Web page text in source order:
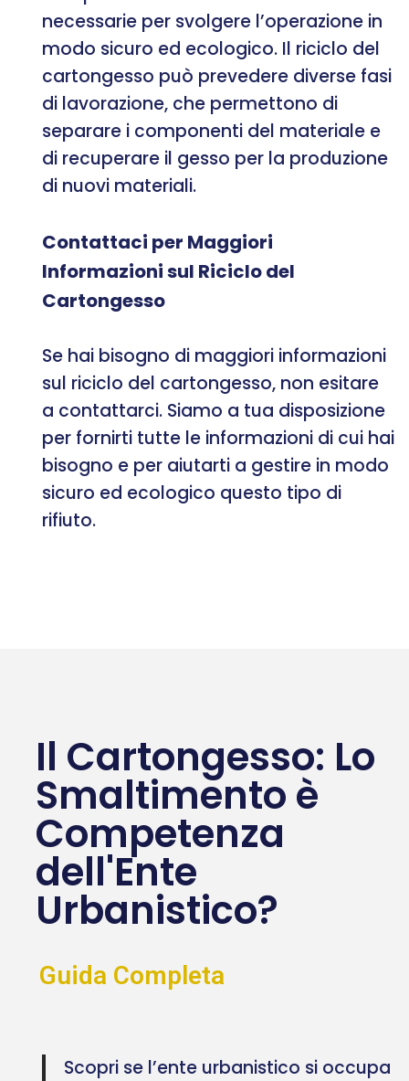
necessarie per svolgere l’operazione in
modo sicuro ed ecologico. Il riciclo del
cartongesso può prevedere diverse fasi
di lavorazione, che permettono di
separare i componenti del materiale e
di recuperare il gesso per la produzione
di nuovi materiali.
Contattaci per Maggiori
Informazioni sul Riciclo del
Cartongesso
Se hai bisogno di maggiori informazioni
sul riciclo del cartongesso, non esitare
a contattarci. Siamo a tua disposizione
per fornirti tutte le informazioni di cui hai
bisogno e per aiutarti a gestire in modo
sicuro ed ecologico questo tipo di
rifiuto.
Il Cartongesso: Lo
Smaltimento è
Competenza
dell'Ente
Urbanistico?
Guida Completa
Scopri se l’ente urbanistico si occupa